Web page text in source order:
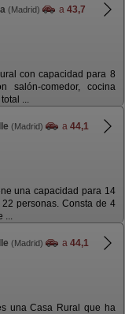
(Madrid) a 43,7
con capacidad para 8
salón-comedor, cocina
...
(Madrid) a 44,1
una capacidad para 14
personas. Consta de 4
...
(Madrid) a 44,1
una Casa Rural que ha